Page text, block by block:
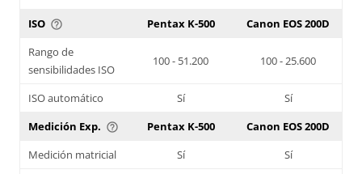
ISO help_outline Pentax K-500
Canon EOS 200D
Rango de
sensibilidades ISO
100 - 51.200 100 - 25.600
ISO automático Sí
Sí
Medición Exp. help_outline Pentax K-500
Canon EOS 200D
Medición matricial
Sí
Sí